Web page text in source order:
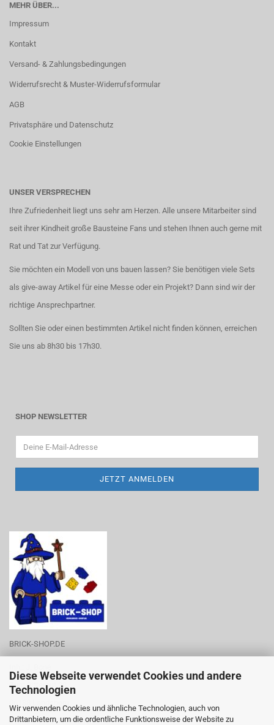
Diese Webseite verwendet Cookies und andere
Technologien
Wir verwenden Cookies und ähnliche Technologien, auch von
Drittanbietern, um die ordentliche Funktionsweise der Website zu
MEHR ÜBER...
Impressum
Kontakt
Versand- & Zahlungsbedingungen
Widerrufsrecht & Muster-Widerrufsformular
AGB
Privatsphäre und Datenschutz
Cookie Einstellungen
UNSER VERSPRECHEN
Ihre Zufriedenheit liegt uns sehr am Herzen. Alle unsere Mitarbeiter sind
seit ihrer Kindheit große Bausteine Fans und stehen Ihnen auch gerne mit
Rat und Tat zur Verfügung.
Sie möchten ein Modell von uns bauen lassen? Sie benötigen viele Sets
als give-away Artikel für eine Messe oder ein Projekt? Dann sind wir der
richtige Ansprechpartner.
Sollten Sie oder einen bestimmten Artikel nicht finden können, erreichen
Sie uns ab 8h30 bis 17h30.
SHOP NEWSLETTER
BRICK-SHOP.DE
Zum Rittergut 28
06188 Landsberg
Tel.-Nr.: 0176-53788219